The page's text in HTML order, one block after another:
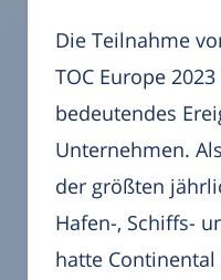
Die Teilnahme
TOC Europe
bedeutendes
Unternehmen.
der größten
Hafen-, Schiffs-
hatte